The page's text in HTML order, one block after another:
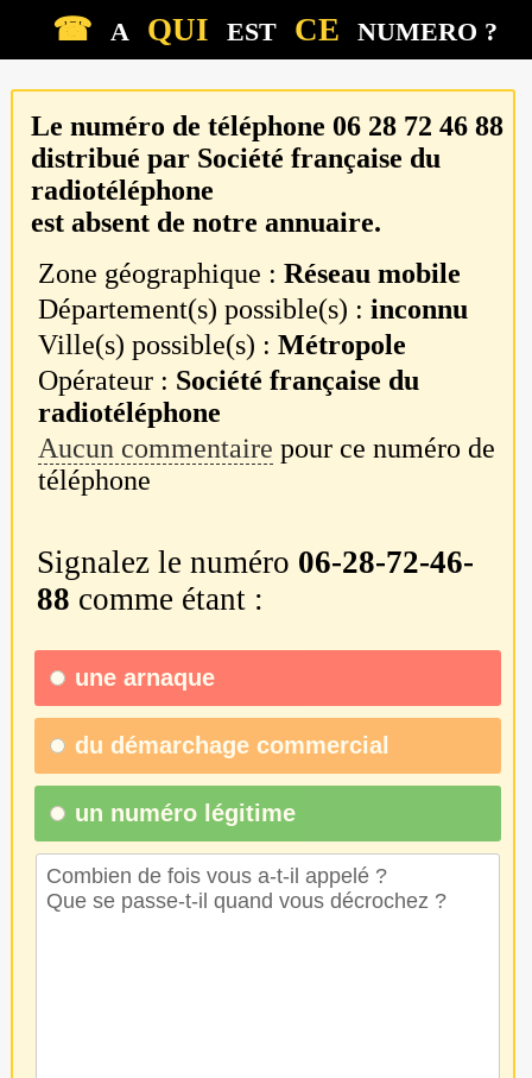
☎ A QUI EST CE NUMERO ?
Le numéro de téléphone 06 28 72 46 88
distribué par Société française du
radiotéléphone
est absent de notre annuaire.
Zone géographique :Réseau mobile
Département(s) possible(s) :inconnu
Ville(s) possible(s) :Métropole
Opérateur : Société française du
radiotéléphone
Aucun commentaire pour ce numéro de
téléphone
Signalez le numéro 06-28-72-46-
88 comme étant :
une arnaque
du démarchage commercial
un numéro légitime